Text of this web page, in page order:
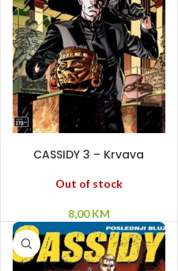
CASSIDY 3 – Krvava
Out of stock
8,00KM